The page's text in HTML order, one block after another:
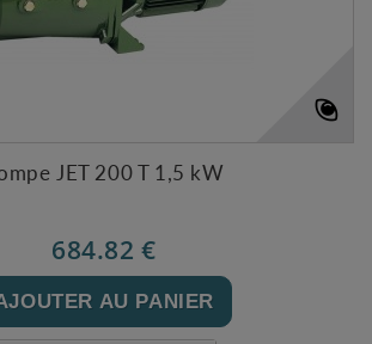
JET 200 T 1,5 kW
684.82 €
AU PANIER